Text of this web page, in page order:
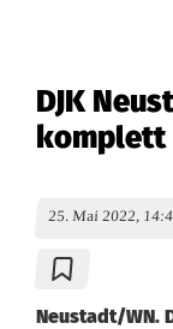
DJK
komplett
25. Mai 2022,
Neustadt/WN.